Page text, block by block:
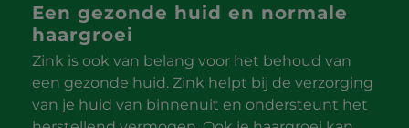
Een gezonde huid en normale
haargroei
Zink is ook van belang voor het behoud van
een gezonde huid. Zink helpt bij de verzorging
van je huid van binnenuit en ondersteunt het